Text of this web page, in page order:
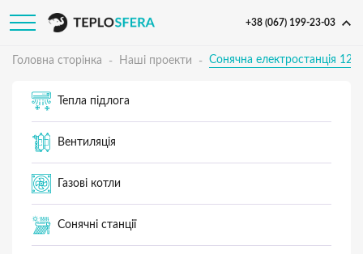
+38 (067) 199-23-03
Головна сторінка Наші проекти Сонячна електростанція
Тепла підлога
Вентиляція
Газові котли
Сонячні станції